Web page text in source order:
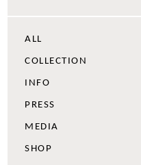
ALL
COLLECTION
INFO
PRESS
MEDIA
SHOP